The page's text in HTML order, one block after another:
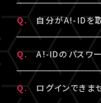
※A!-IDについて
・「A!SMART」
登録されたメー
・A!-IDが必要な
たメールアドレ
・A!-ID（メール
ご入力いただ
ンから、認証コ
“迷惑メール”
認ください。
※認証コードは
Q. 自分がA!-IDを
お持ちのメー
とができます。
※すでに「
す。ご利用のA!-
Q. A!-IDのパスワ
パスワードをお
ます。
Q. ログインできま